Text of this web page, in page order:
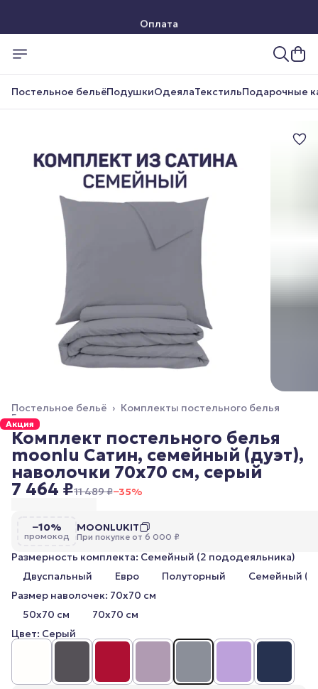
Оплата
Постельное бельёПодушкиОдеялаТекстильПодарочные
Комплекты постельного белья
Постельное бельё ›
Главная
Акция
Комплект постельного белья
moonlu Сатин, семейный (дуэт),
наволочки 70x70 см, серый
7 464 ₽11 489 ₽−35%
−10%
промокод
MOONLUKIT
При покупке от 6 000 ₽
Размерность комплекта: Семейный (2 пододеяльника)
Двуспальный
Евро Полуторный
Семейный (2
Размер наволочек: 70x70 см
50x70 см
70x70 см
Цвет: Серый